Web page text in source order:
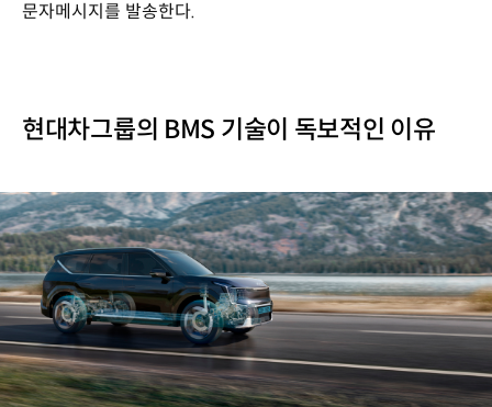
문자메시지를 발송한다.
현대차그룹의 BMS 기술이 독보적인 이유